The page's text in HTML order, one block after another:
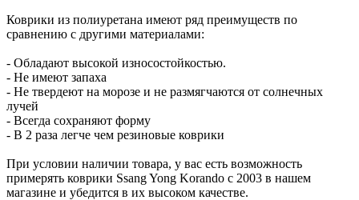
Коврики из полиуретана имеют ряд преимуществ по
сравнению с другими материалами:
- Обладают высокой износостойкостью.
- Не имеют запаха
- Не твердеют на морозе и не размягчаются от солнечных
лучей
- Всегда сохраняют форму
- В 2 раза легче чем резиновые коврики
При условии наличии товара, у вас есть возможность
примерять коврики Ssang Yong Korando с 2003 в нашем
магазине и убедится в их высоком качестве.